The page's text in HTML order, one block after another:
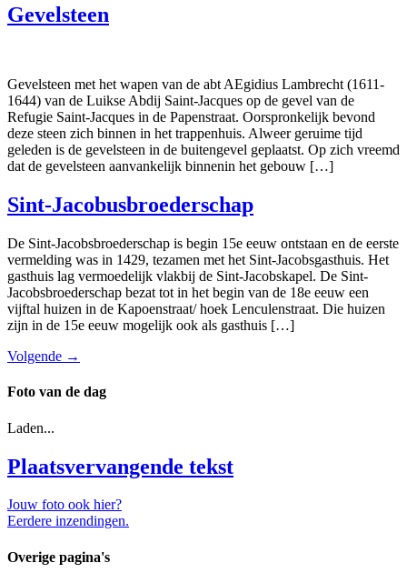
Gevelsteen
Gevelsteen met het wapen van de abt AEgidius Lambrecht (1611-
1644) van de Luikse Abdij Saint-Jacques op de gevel van de
Refugie Saint-Jacques in de Papenstraat. Oorspronkelijk bevond
deze steen zich binnen in het trappenhuis. Alweer geruime tijd
geleden is de gevelsteen in de buitengevel geplaatst. Op zich vreemd
dat de gevelsteen aanvankelijk binnenin het gebouw […]
Sint-Jacobusbroederschap
De Sint-Jacobsbroederschap is begin 15e eeuw ontstaan en de eerste
vermelding was in 1429, tezamen met het Sint-Jacobsgasthuis. Het
gasthuis lag vermoedelijk vlakbij de Sint-Jacobskapel. De Sint-
Jacobsbroederschap bezat tot in het begin van de 18e eeuw een
vijftal huizen in de Kapoenstraat/ hoek Lenculenstraat. Die huizen
zijn in de 15e eeuw mogelijk ook als gasthuis […]
Volgende →
Foto van de dag
Laden...
Plaatsvervangende tekst
Jouw foto ook hier?
Eerdere inzendingen.
Overige pagina's